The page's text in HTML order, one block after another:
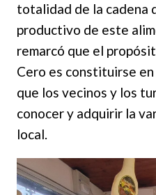
totalidad de la cadena
productivo de este
remarcó que el
Cero es constituirse
que los vecinos y los
conocer y adquirir la
local.